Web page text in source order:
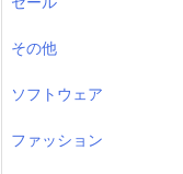
その他
ソフトウェア
ファッション